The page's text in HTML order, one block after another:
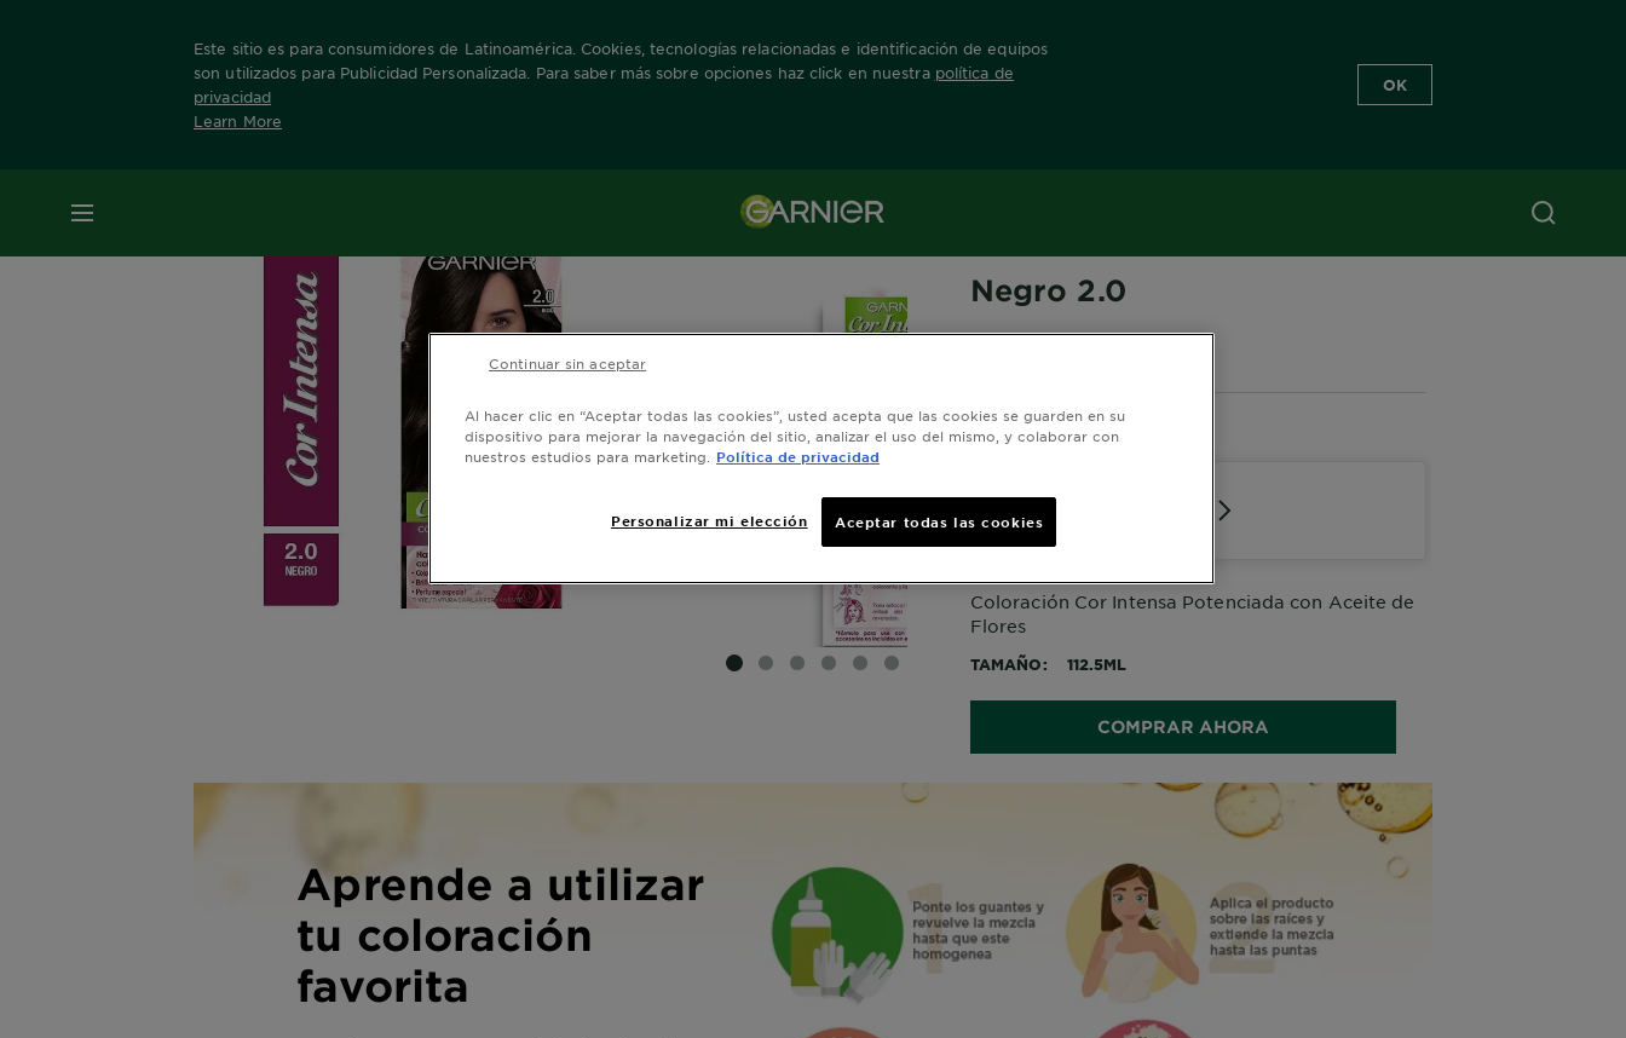
Este sitio es para consumidores de Latinoamérica. Cookies, tecnologías relacionadas e identificación de equipos
son utilizados para Publicidad Personalizada. Para saber más sobre opciones haz click en nuestra política de
privacidad
Learn More
OK
MENÚ
Home Nuestras Marcas
SLIDE 1SLIDE 2
SLIDE 3
SLIDE 4
SLIDE 5SLIDE 6
Negro 2.0
0.0/5 (0 Reseñas)
Ver Tonos Similares
Coloración Cor Intensa Potenciada con Aceite de
Flores
TAMAÑO 112.5ML
COMPRAR AHORA
Aprende a utilizar
tu coloración
favorita
Al hacer clic en “Aceptar todas las cookies”, usted acepta que las cookies se guarden en su
dispositivo para mejorar la navegación del sitio, analizar el uso del mismo, y colaborar con
nuestros estudios para marketing.
Política de privacidad
Aceptar todas las cookies
Personalizar mi elección
Continuar sin aceptar